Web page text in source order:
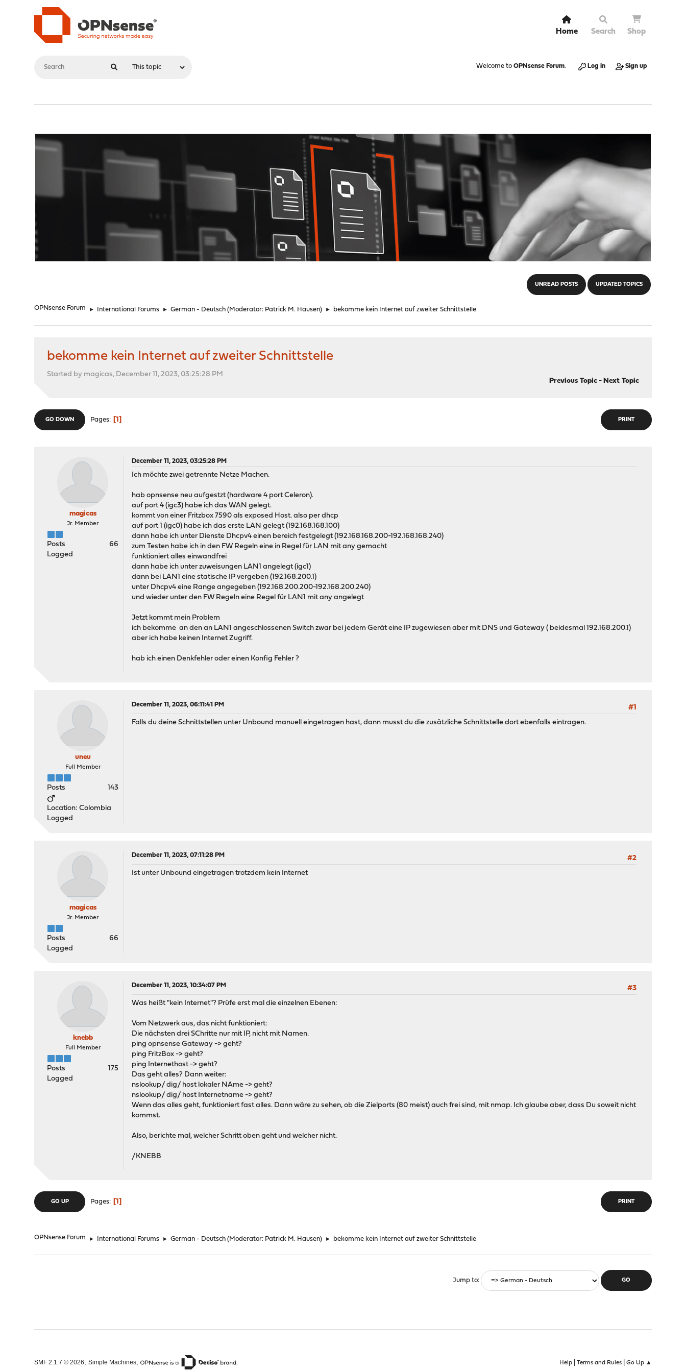
Home Search Shop
Welcome to OPNsense Forum. Log in Sign up
UNREAD POSTS UPDATED TOPICS
OPNsense Forum ► International Forums ► German - Deutsch (Moderator: Patrick M. Hausen) ► bekomme kein Internet auf zweiter Schnittstelle
bekomme kein Internet auf zweiter Schnittstelle
Started by magicas, December 11, 2023, 03:25:28 PM
Previous Topic- Next Topic
PRINT
GO DOWN Pages 1
magicas
Jr. Member
Posts
66
Logged
December 11, 2023, 03:25:28 PM
Ich möchte zwei getrennte Netze Machen.
hab opnsense neu aufgestzt (hardware 4 port Celeron).
auf port 4 (igc3) habe ich das WAN gelegt.
kommt von einer Fritzbox 7590 als exposed Host. also per dhcp
auf port 1 (igc0) habe ich das erste LAN gelegt (192.168.168.100)
dann habe ich unter Dienste Dhcpv4 einen bereich festgelegt (192.168.168.200-192.168.168.240)
zum Testen habe ich in den FW Regeln eine in Regel für LAN mit any gemacht
funktioniert alles einwandfrei
dann habe ich unter zuweisungen LAN1 angelegt (igc1)
dann bei LAN1 eine statische IP vergeben (192.168.200.1)
unter Dhcpv4 eine Range angegeben (192.168.200.200-192.168.200.240)
und wieder unter den FW Regeln eine Regel für LAN1 mit any angelegt
Jetzt kommt mein Problem
ich bekomme an den an LAN1 angeschlossenen Switch zwar bei jedem Gerät eine IP zugewiesen aber mit DNS und Gateway ( beidesmal 192.168.200.1)
aber ich habe keinen Internet Zugriff.
hab ich einen Denkfehler oder einen Konfig Fehler ?
uneu
Full Member
Posts 143
Location: Colombia
Logged
December 11, 2023, 06:11:41 PM
#1
Falls du deine Schnittstellen unter Unbound manuell eingetragen hast, dann musst du die zusätzliche Schnittstelle dort ebenfalls eintragen.
magicas
Jr. Member
Posts
66
Logged
December 11, 2023, 07:11:28 PM
#2
Ist unter Unbound eingetragen trotzdem kein Internet
knebb
Full Member
Posts
175
Logged
December 11, 2023, 10:34:07 PM
#3
Was heißt "kein Internet"? Prüfe erst mal die einzelnen Ebenen:
Vom Netzwerk aus, das nicht funktioniert:
Die nächsten drei SChritte nur mit IP, nicht mit Namen.
ping opnsense Gateway -> geht?
ping FritzBox -> geht?
ping Internethost -> geht?
Das geht alles? Dann weiter:
nslookup/ dig/ host lokaler NAme -> geht?
nslookup/ dig/ host Internetname -> geht?
Wenn das alles geht, funktioniert fast alles. Dann wäre zu sehen, ob die Zielports (80 meist) auch frei sind, mit nmap. Ich glaube aber, dass Du soweit nicht
kommst.
Also, berichte mal, welcher Schritt oben geht und welcher nicht.
/KNEBB
PRINT
GO UP Pages 1
OPNsense Forum ► International Forums ► German - Deutsch (Moderator: Patrick M. Hausen) ► bekomme kein Internet auf zweiter Schnittstelle
Jump to
Help| Terms and Rules| Go Up ▲
SMF 2.1.7 © 2026,Simple Machines,